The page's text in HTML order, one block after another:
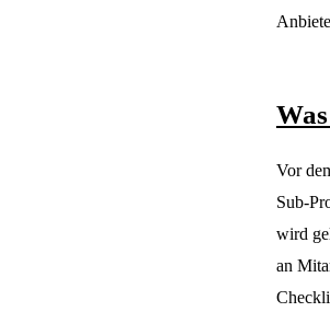
Vor
Sub-
wird
an